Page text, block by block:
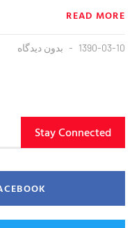
READ MORE
1390-03-10 بدون دیدگاه
Stay Connected